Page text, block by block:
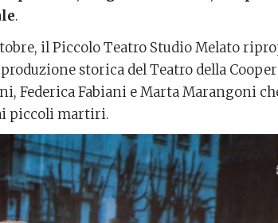
.
il Piccolo Teatro Studio Melato
produzione storica del Teatro della
Federica Fabiani e Marta Marangoni
piccoli martiri.